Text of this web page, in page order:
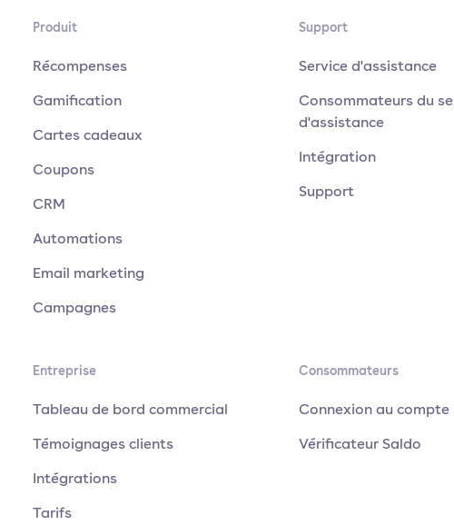
Produit
Récompenses
Gamification
Cartes cadeaux
Coupons
CRM
Automations
Email marketing
Campagnes
Support
Service d'assistance
Consommateurs du
d'assistance
Intégration
Support
Entreprise
Tableau de bord commercial
Témoignages clients
Intégrations
Tarifs
Consommateurs
Connexion au compte
Vérificateur Saldo